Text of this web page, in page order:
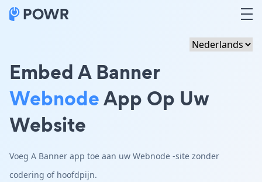
Embed A Banner
WebnodeApp Op Uw
Website
Voeg A Banner app toe aan uw Webnode -site zonder
codering of hoofdpijn.